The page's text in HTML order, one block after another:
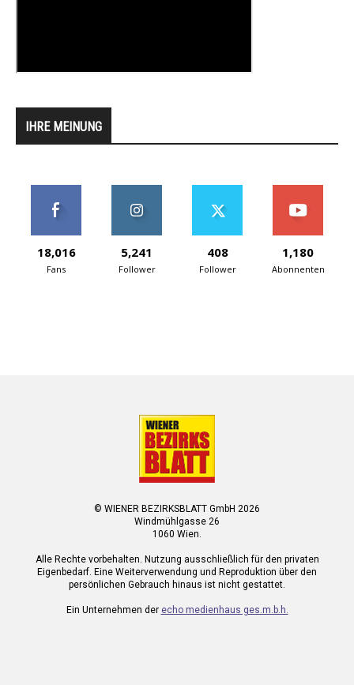
IHRE MEINUNG
18,016
Fans
5,241
Follower
408
Follower
1,180
Abonnenten
© WIENER BEZIRKSBLATT GmbH 2026
Windmühlgasse 26
1060 Wien.
Alle Rechte vorbehalten. Nutzung ausschließlich für den privaten
Eigenbedarf. Eine Weiterverwendung und Reproduktion über den
persönlichen Gebrauch hinaus ist nicht gestattet.
Ein Unternehmen der echo medienhaus ges.m.b.h.